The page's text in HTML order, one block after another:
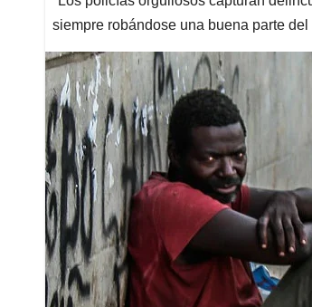
siempre robándose una buena parte